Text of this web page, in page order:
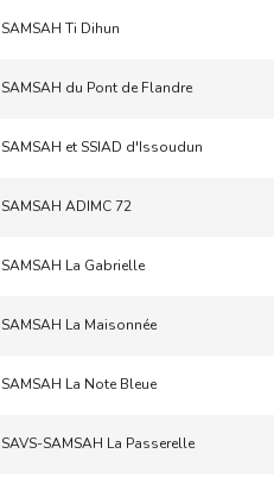
SAMSAH Ti Dihun
SAMSAH du Pont de Flandre
SAMSAH et SSIAD d'Issoudun
SAMSAH ADIMC 72
SAMSAH La Gabrielle
SAMSAH La Maisonnée
SAMSAH La Note Bleue
SAVS-SAMSAH La Passerelle